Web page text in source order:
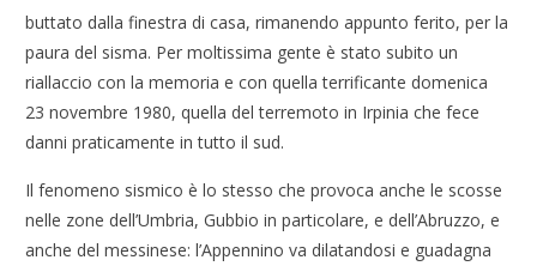
buttato dalla finestra di casa, rimanendo appunto ferito, per la
paura del sisma. Per moltissima gente è stato subito un
riallaccio con la memoria e con quella terrificante domenica
23 novembre 1980, quella del terremoto in Irpinia che fece
danni praticamente in tutto il sud.
Il fenomeno sismico è lo stesso che provoca anche le scosse
nelle zone dell’Umbria, Gubbio in particolare, e dell’Abruzzo, e
anche del messinese: l’Appennino va dilatandosi e guadagna